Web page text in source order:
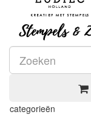
categorieën